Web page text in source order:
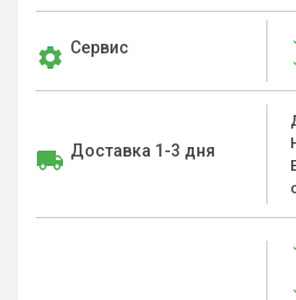
Сервис
Доставка 1-3 дня